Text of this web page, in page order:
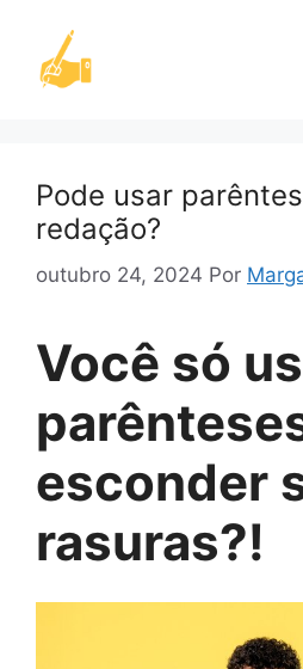
Pode usar
redação?
outubro 24, 2024 Por
Você só
esconder
rasuras?!